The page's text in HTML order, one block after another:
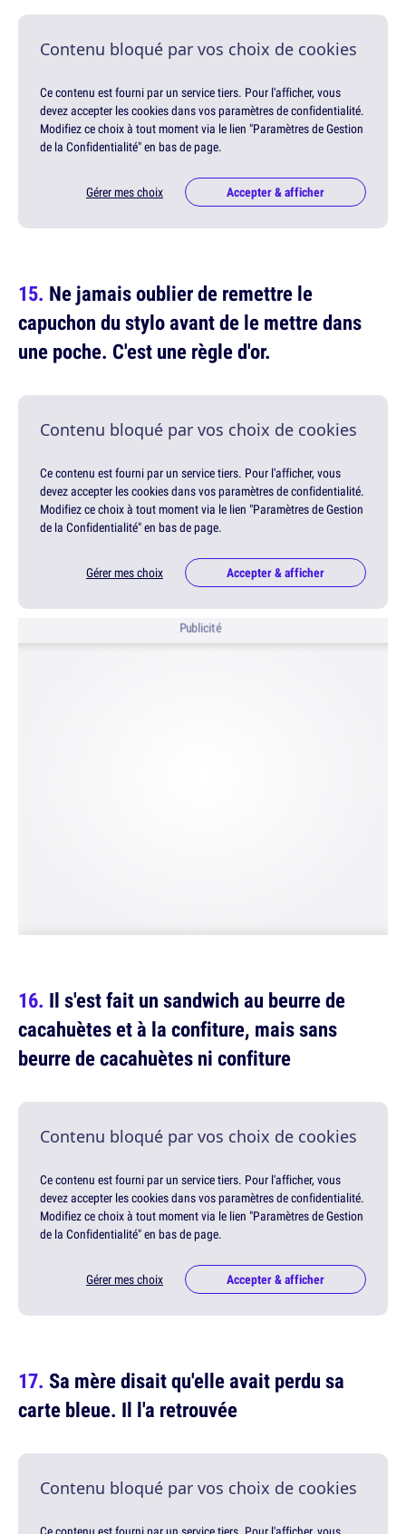
Contenu bloqué par vos choix de cookies
Ce contenu est fourni par un service tiers. Pour l'afficher, vous
devez accepter les cookies dans vos paramètres de confidentialité.
Modifiez ce choix à tout moment via le lien "Paramètres de Gestion
de la Confidentialité" en bas de page.
Gérer mes choix Accepter & afficher
Ne jamais oublier de remettre le
capuchon du stylo avant de le mettre dans
une poche. C'est une règle d'or.
Contenu bloqué par vos choix de cookies
Ce contenu est fourni par un service tiers. Pour l'afficher, vous
devez accepter les cookies dans vos paramètres de confidentialité.
Modifiez ce choix à tout moment via le lien "Paramètres de Gestion
de la Confidentialité" en bas de page.
Gérer mes choix Accepter & afficher
Publicité
Il s'est fait un sandwich au beurre de
cacahuètes et à la confiture, mais sans
beurre de cacahuètes ni confiture
Contenu bloqué par vos choix de cookies
Ce contenu est fourni par un service tiers. Pour l'afficher, vous
devez accepter les cookies dans vos paramètres de confidentialité.
Modifiez ce choix à tout moment via le lien "Paramètres de Gestion
de la Confidentialité" en bas de page.
Gérer mes choix Accepter & afficher
Sa mère disait qu'elle avait perdu sa
carte bleue. Il l'a retrouvée
Contenu bloqué par vos choix de cookies